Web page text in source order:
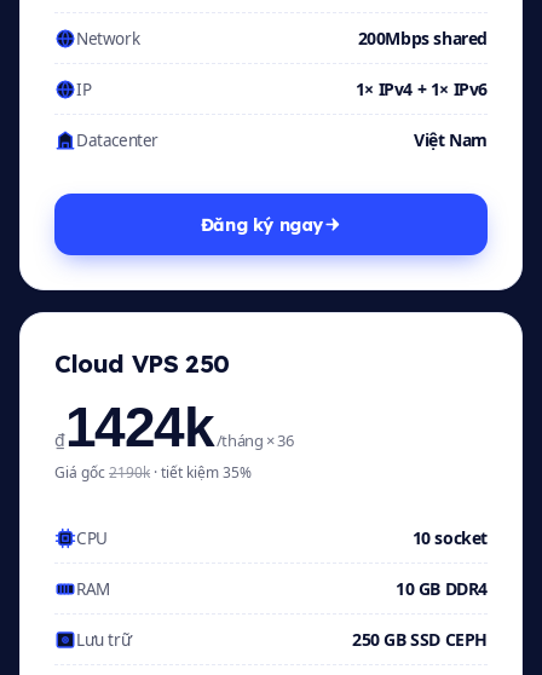
Network 200Mbps shared
IP 1× IPv4 + 1× IPv6
Datacenter Việt Nam
Đăng ký ngay
Cloud VPS 250
₫1424k/tháng × 36
Giá gốc2190k · tiết kiệm 35%
CPU 10 socket
RAM 10 GB DDR4
Lưu trữ 250 GB SSD CEPH